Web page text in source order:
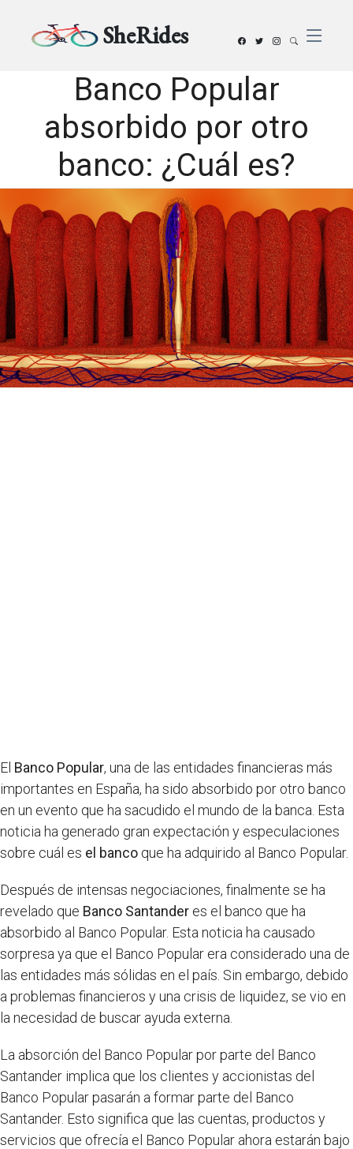
SheRides
Banco Popular
absorbido por otro
banco: ¿Cuál es?
El Banco Popular, una de las entidades financieras más
importantes en España, ha sido absorbido por otro banco
en un evento que ha sacudido el mundo de la banca. Esta
noticia ha generado gran expectación y especulaciones
sobre cuál es el banco que ha adquirido al Banco Popular.
Después de intensas negociaciones, finalmente se ha
revelado que Banco Santander es el banco que ha
absorbido al Banco Popular. Esta noticia ha causado
sorpresa ya que el Banco Popular era considerado una de
las entidades más sólidas en el país. Sin embargo, debido
a problemas financieros y una crisis de liquidez, se vio en
la necesidad de buscar ayuda externa.
La absorción del Banco Popular por parte del Banco
Santander implica que los clientes y accionistas del
Banco Popular pasarán a formar parte del Banco
Santander. Esto significa que las cuentas, productos y
servicios que ofrecía el Banco Popular ahora estarán bajo